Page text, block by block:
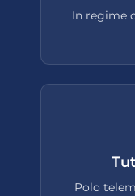
In regime
Polo